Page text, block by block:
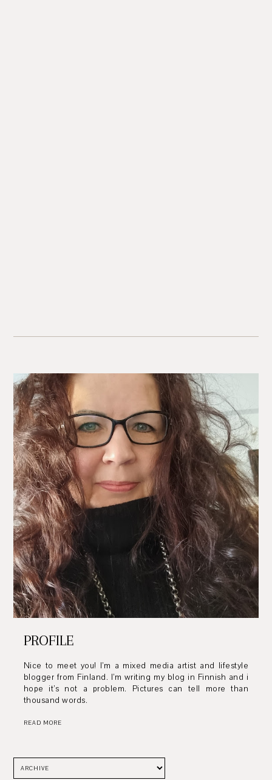
PROFILE
Nice to meet you! I’m a mixed media artist and lifestyle
blogger from Finland. I’m writing my blog in Finnish and i
hope it’s not a problem. Pictures can tell more than
thousand words.
READ MORE